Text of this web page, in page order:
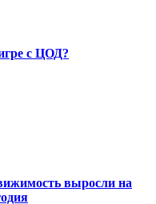
с ЦОД?
выросли на